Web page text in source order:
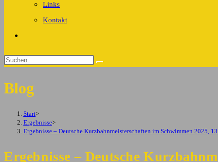
Links
Kontakt
umschalten
Diese
durchsuchen
Blog
Start>
Ergebnisse>
Ergebnisse – Deutsche Kurzbahnmeisterschaften im Schwimmen 2025,
Ergebnisse – Deutsche